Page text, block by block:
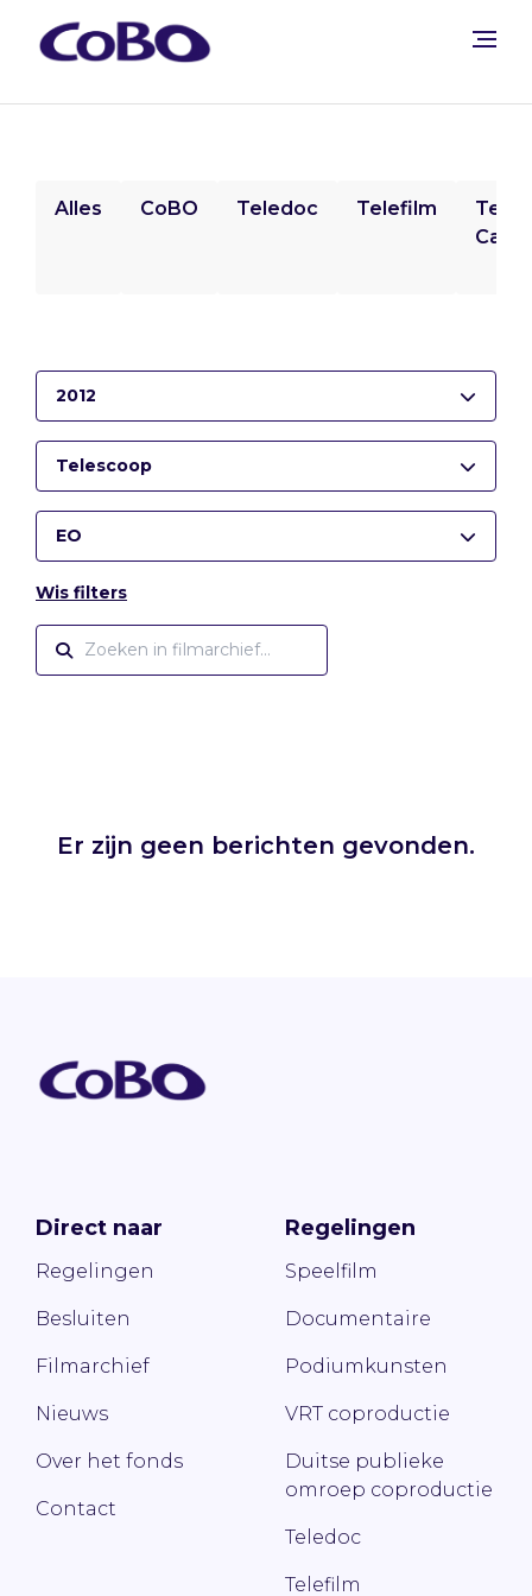
Alles CoBO Teledoc Telefilm
2012
Telescoop
EO
Wis filters
Er zijn geen berichten gevonden.
Direct naar
Regelingen
Besluiten
Filmarchief
Nieuws
Over het fonds
Contact
Regelingen
Speelfilm
Documentaire
Podiumkunsten
VRT coproductie
Duitse publieke
omroep coproductie
Teledoc
Telefilm